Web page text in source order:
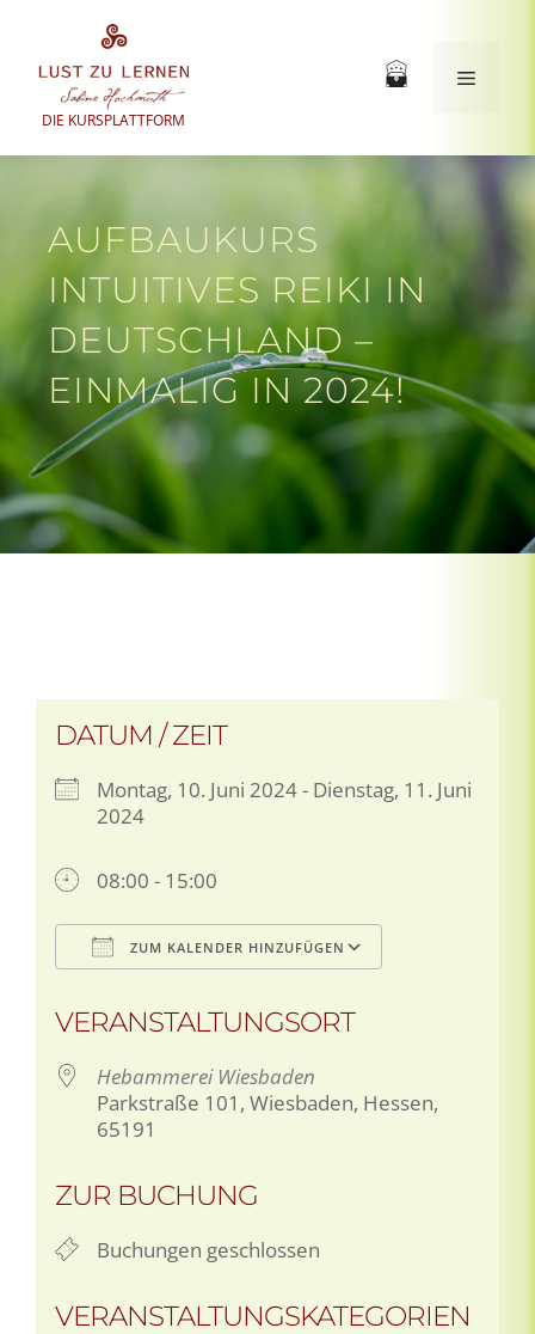
springen
DIE KURSPLATTFORM
Menü
AUFBAUKURS
INTUITIVES REIKI IN
DEUTSCHLAND –
EINMALIG IN 2024!
DATUM / ZEIT
Montag, 10. Juni 2024 - Dienstag, 11. Juni
2024
08:00 - 15:00
ZUM KALENDER HINZUFÜGEN
VERANSTALTUNGSORT
Hebammerei Wiesbaden
Parkstraße 101, Wiesbaden, Hessen,
65191
ZUR BUCHUNG
Buchungen geschlossen
VERANSTALTUNGSKATEGORIEN